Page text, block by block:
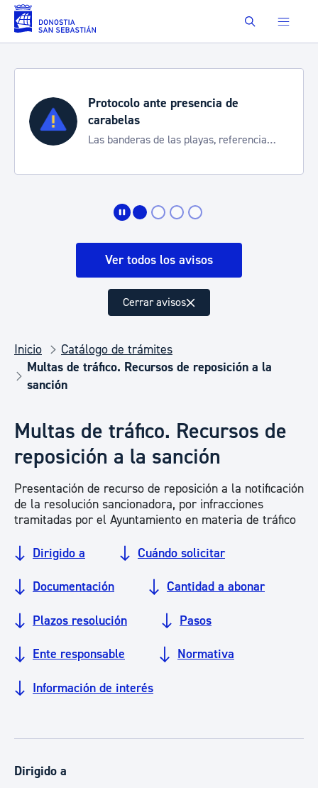
Saltar al contenido principal Buscar
Protocolo ante presencia de
carabelas
Las banderas de las playas, referencia
Ver todos los avisos
Cerrar avisos
Inicio
Catálogo de trámites
Multas de tráfico. Recursos de reposición a la
sanción
Multas de tráfico. Recursos de
reposición a la sanción
Presentación de recurso de reposición a la notificación
de la resolución sancionadora, por infracciones
tramitadas por el Ayuntamiento en materia de tráfico
Dirigido a Cuándo solicitar
Documentación Cantidad a abonar
Plazos resolución Pasos
Ente responsable Normativa
Información de interés
Dirigido a